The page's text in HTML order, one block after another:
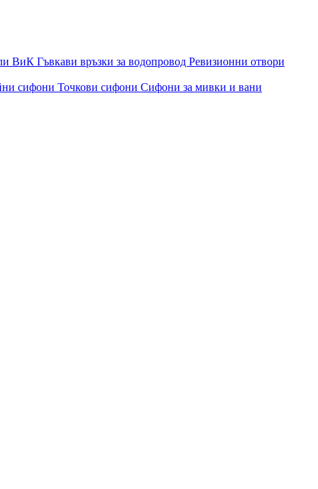
ВиК Гъвкави връзки за водопровод Ревизионни отвори
сифони Точкови сифони Сифони за мивки и вани